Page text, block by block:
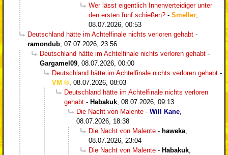
Wer lässt eigentlich Innenverteidiger unter
den ersten fünf schießen? - Smeller
08.07.2026, 00:53
Deutschland hätte im Achtelfinale nichts verloren gehabt -
ramondub 07.07.2026, 23:56
Deutschland hätte im Achtelfinale nichts verloren gehabt -
Gargamel09 08.07.2026, 00:00
Deutschland hätte im Achtelfinale nichts verloren gehabt -
VM
08.07.2026, 08:03
Deutschland hätte im Achtelfinale nichts verloren
gehabt - Habakuk 08.07.2026, 09:13
Die Nacht von Malente - Will Kane
08.07.2026, 18:38
Die Nacht von Malente - haweka
08.07.2026, 23:04
Die Nacht von Malente - Habakuk